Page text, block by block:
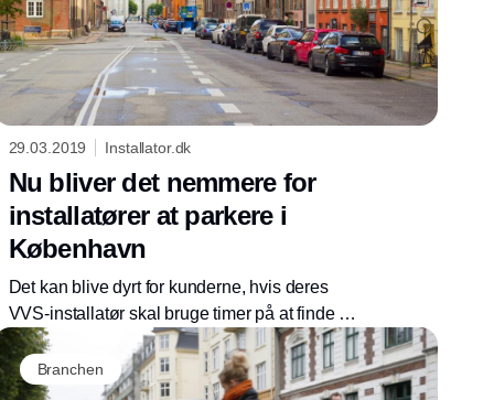
29.03.2019 Installator.dk
Nu bliver det nemmere for
installatører at parkere i
København
Det kan blive dyrt for kunderne, hvis deres
VVS-installatør skal bruge timer på at finde en
parkeringsplads, men det skal være slut nu.
Københavns beskæftigelsesborgmester har
fået erhvervsparkeringspladser forhandlet på
Branchen